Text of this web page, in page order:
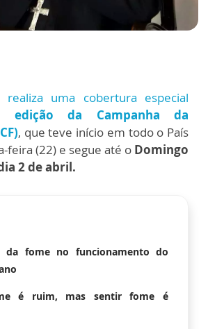
realiza uma cobertura especial
edição da Campanha da
, que teve início em todo o País
feira (22) e segue até o Domingo
2 de abril.
da fome no funcionamento do
é ruim, mas sentir fome é